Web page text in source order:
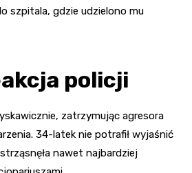
szpitala, gdzie udzielono mu
policji
zatrzymując agresora
34-latek nie potrafił wyjaśnić
nawet najbardziej